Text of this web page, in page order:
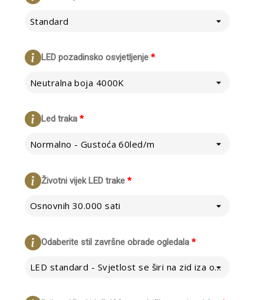
Standard
*
LED pozadinsko osvjetljenje
Neutralna boja 4000K
*
Led traka
Normalno - Gustoća 60led/m
*
Životni vijek LED trake
Osnovnih 30.000 sati
*
Odaberite stil završne obrade ogledala
LED standard - Svjetlost se širi na zid iza ogledala